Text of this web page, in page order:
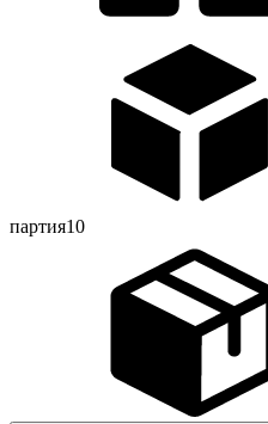
партия10